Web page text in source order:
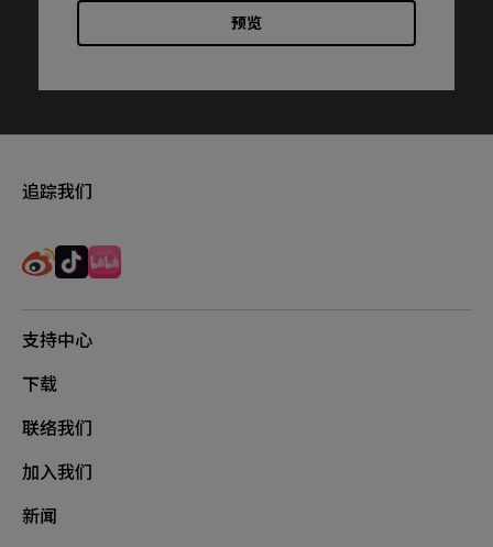
预览
追踪我们
支持中心
下载
联络我们
加入我们
新闻